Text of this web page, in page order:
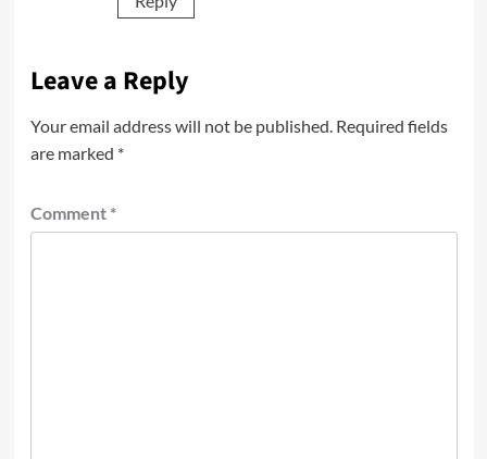
Leave a Reply
Your email address will not be published. Required fields
are marked *
Comment *